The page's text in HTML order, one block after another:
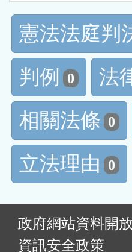
憲法法庭判
判例
0 法
相關法條 0
立法理由 0
政府網站資料開
資訊安全政策